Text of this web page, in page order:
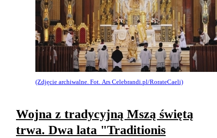
(Zdjęcie archiwalne. Fot. Ars Celebrandi.pl/RorateCaeli)
Wojna z tradycyjną Mszą świętą
trwa. Dwa lata "Traditionis